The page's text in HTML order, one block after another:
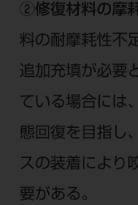
②修復材料の摩
料の耐摩耗性不
追加充填が必要
ている場合には
態回復を目指し
スの装着により
要がある。